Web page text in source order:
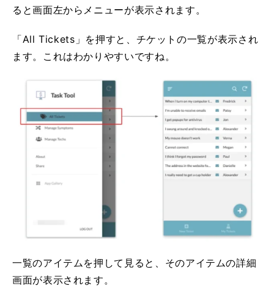
ると画面左からメニューが表示されます。
「All Tickets」を押すと、チケットの一覧が表示され
ます。これはわかりやすいですね。
一覧のアイテムを押して見ると、そのアイテムの詳細
画面が表示されます。